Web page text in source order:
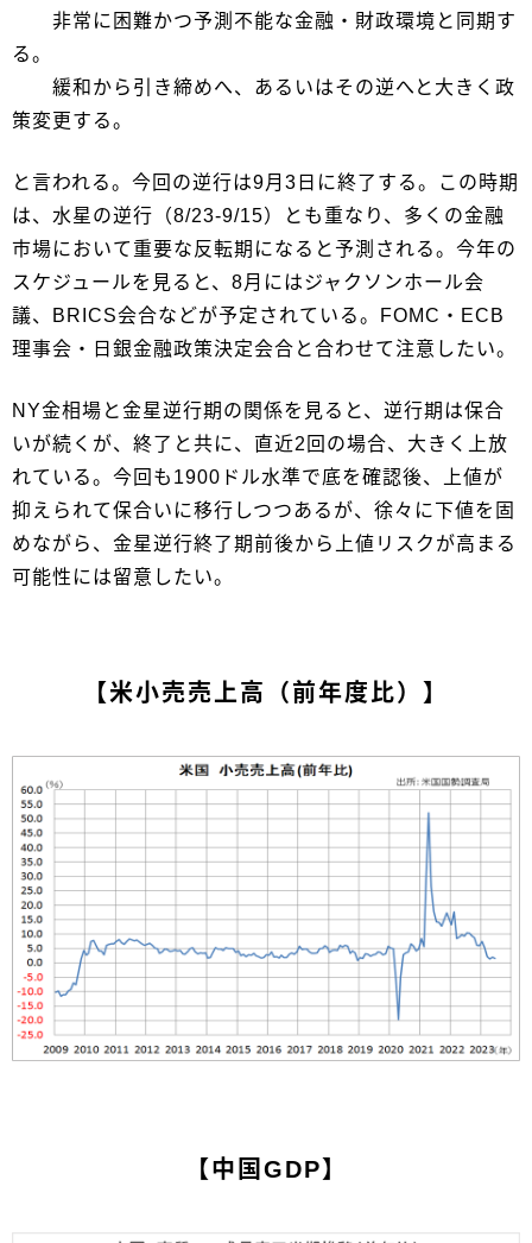
非常に困難かつ予測不能な金融・財政環境と同期す
る。
緩和から引き締めへ、あるいはその逆へと大きく政
策変更する。
と言われる。今回の逆行は9月3日に終了する。この時期
は、水星の逆行（8/23-9/15）とも重なり、多くの金融
市場において重要な反転期になると予測される。今年の
スケジュールを見ると、8月にはジャクソンホール会
議、BRICS会合などが予定されている。FOMC・ECB
理事会・日銀金融政策決定会合と合わせて注意したい。
NY金相場と金星逆行期の関係を見ると、逆行期は保合
いが続くが、終了と共に、直近2回の場合、大きく上放
れている。今回も1900ドル水準で底を確認後、上値が
抑えられて保合いに移行しつつあるが、徐々に下値を固
めながら、金星逆行終了期前後から上値リスクが高まる
可能性には留意したい。
【米小売売上高（前年度比）】
【中国GDP】